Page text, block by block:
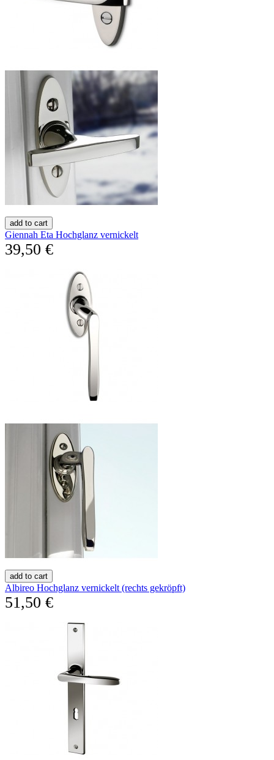
add to cart
Giennah Eta Hochglanz vernickelt
39,50 €
add to cart
Albireo Hochglanz vernickelt (rechts gekröpft)
51,50 €